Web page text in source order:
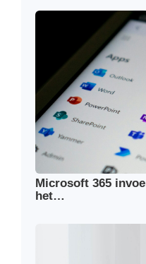
Microsoft 365
het…